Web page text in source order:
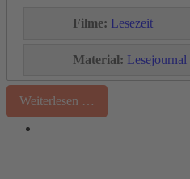
Filme: Lesezeit
Material: Lesejournal
Weiterlesen …